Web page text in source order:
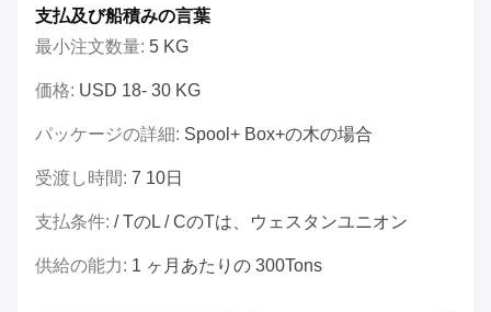
支払及び船積みの言葉
最小注文数量: 5 KG
価格: USD 18- 30 KG
パッケージの詳細: Spool+ Box+の木の場合
受渡し時間: 7 10日
支払条件: / TのL / CのTは、ウェスタンユニオン
供給の能力: 1 ヶ月あたりの 300Tons